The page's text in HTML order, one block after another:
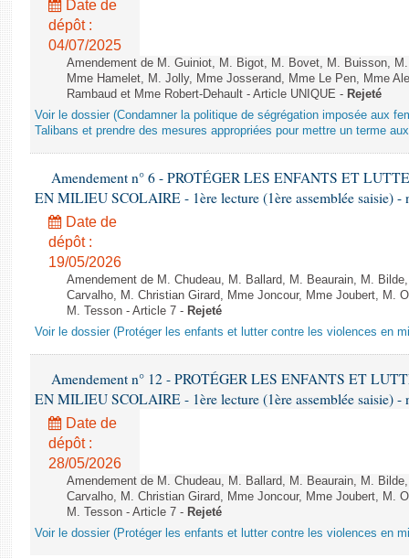
Date de
dépôt :
04/07/2025
Amendement de M. Guiniot, M. Bigot, M. Bovet, M. Buisson,
Mme Hamelet, M. Jolly, Mme Josserand, Mme Le Pen, Mme
Rambaud et Mme Robert-Dehault - Article UNIQUE - Rejeté
Voir le dossier (Condamner la politique de ségrégation imposée aux
Talibans et prendre des mesures appropriées pour mettre un terme
Amendement n° 6 - PROTÉGER LES ENFANTS ET
EN MILIEU SCOLAIRE - 1ère lecture (1ère assemblée saisie) -
Date de
dépôt :
19/05/2026
Amendement de M. Chudeau, M. Ballard, M. Beaurain, M.
Carvalho, M. Christian Girard, Mme Joncour, Mme Joubert, M.
M. Tesson - Article 7 - Rejeté
Voir le dossier (Protéger les enfants et lutter contre les violences en
Amendement n° 12 - PROTÉGER LES ENFANTS ET
EN MILIEU SCOLAIRE - 1ère lecture (1ère assemblée saisie) -
Date de
dépôt :
28/05/2026
Amendement de M. Chudeau, M. Ballard, M. Beaurain, M.
Carvalho, M. Christian Girard, Mme Joncour, Mme Joubert, M.
M. Tesson - Article 7 - Rejeté
Voir le dossier (Protéger les enfants et lutter contre les violences en